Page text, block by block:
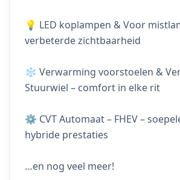
💡 LED koplampen & Voor
verbeterde zichtbaarheid
❄️ Verwarming voorstoelen &
Stuurwiel – comfort in elke rit
⚙️ CVT Automaat – FHEV –
hybride prestaties
…en nog veel meer!